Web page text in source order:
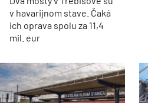
v havarijnom stave. Čaká
ich oprava spolu za 11,4
mil. eur